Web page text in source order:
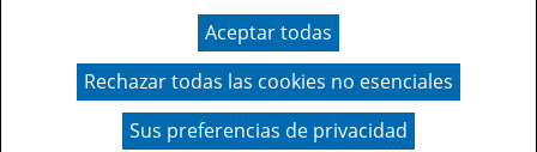
Un color real puede variar en comparación con la
presentación en pantalla.
Aceptar todas
Rechazar todas las cookies no esenciales
Sus preferencias de privacidad